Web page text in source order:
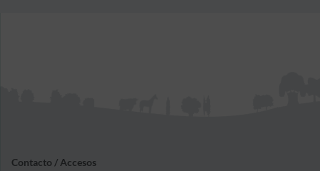
Contacto / Accesos